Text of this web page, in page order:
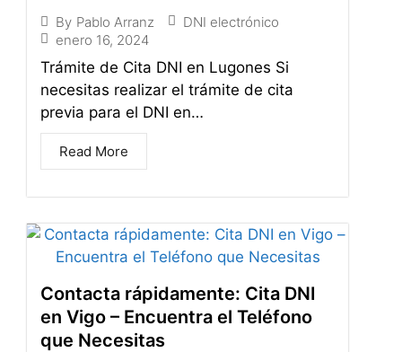
By Pablo Arranz
DNI electrónico
enero 16, 2024
Trámite de Cita DNI en Lugones Si
necesitas realizar el trámite de cita
previa para el DNI en…
Read More
Contacta rápidamente: Cita DNI
en Vigo – Encuentra el Teléfono
que Necesitas